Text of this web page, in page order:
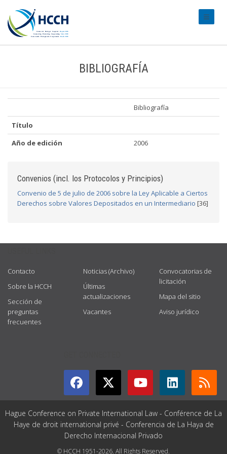
BIBLIOGRAFÍA
Bibliografía
Título
Año de edición
2006
Convenios (incl. los Protocolos y Principios)
Convenio de 5 de julio de 2006 sobre la Ley Aplicable a Ciertos
Derechos sobre Valores Depositados en un Intermediario [36]
Contacto
Sobre la HCCH
Sección de
preguntas
frecuentes
Noticias (Archivo)
Últimas
actualizaciones
Vacantes
Convocatorias de
licitación
Mapa del sitio
Aviso jurídico
Hague Conference on Private International Law - Conférence de La
Haye de droit international privé - Conferencia de La Haya de
Derecho Internacional Privado
© HCCH 1951-2026. All Rights Reserved.